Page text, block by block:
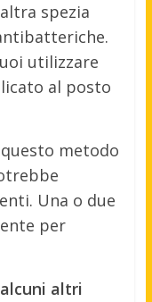
spezia
utilizzare
al posto
metodo
Una o due
per
altri